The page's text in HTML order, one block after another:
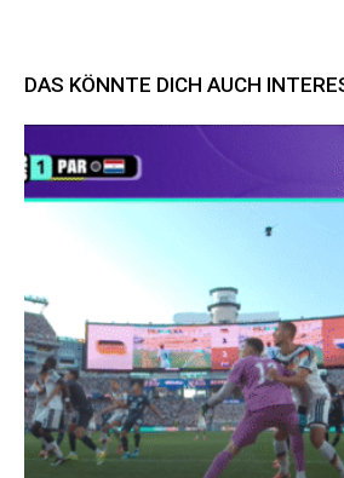
DAS KÖNNTE DICH AUCH